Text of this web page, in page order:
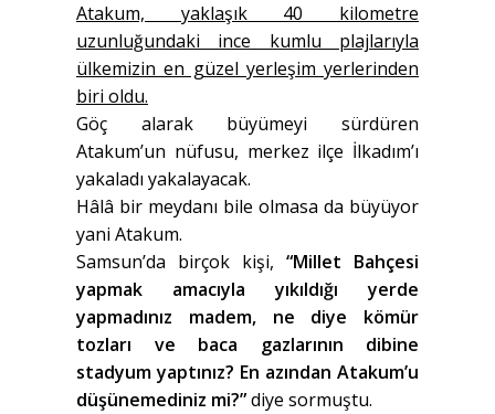
Atakum, yaklaşık 40 kilometre
uzunluğundaki ince kumlu plajlarıyla
ülkemizin en güzel yerleşim yerlerinden
biri oldu.
Göç alarak büyümeyi sürdüren
Atakum’un nüfusu, merkez ilçe İlkadım’ı
yakaladı yakalayacak.
Hâlâ bir meydanı bile olmasa da büyüyor
yani Atakum.
Samsun’da birçok kişi, “Millet Bahçesi
yapmak amacıyla yıkıldığı yerde
yapmadınız madem, ne diye kömür
tozları ve baca gazlarının dibine
stadyum yaptınız? En azından Atakum’u
düşünemediniz mi?”diye sormuştu.